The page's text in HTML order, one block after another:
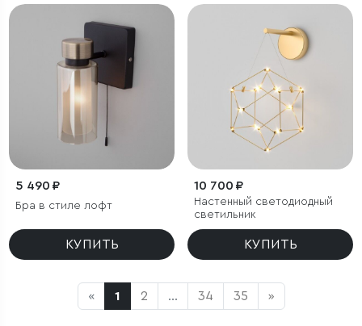
5 490 ₽
Бра в стиле лофт
КУПИТЬ
10 700 ₽
Настенный светодиодный
светильник
КУПИТЬ
« 1 2 ... 34 35 »